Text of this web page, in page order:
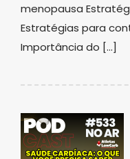
menopausa
Estratégias para
Importância do […]